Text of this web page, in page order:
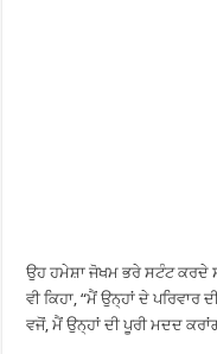
ਉਹ ਹਮੇਸ਼ਾ ਜੋਖਮ ਭਰੇ ਸਟੰਟ ਕਰਦੇ
ਵੀ ਕਿਹਾ, “ਮੈਂ ਉਨ੍ਹਾਂ ਦੇ
ਵਜੋਂ, ਮੈਂ ਉਨ੍ਹਾਂ ਦੀ ਪੂਰੀ ਮਦਦ